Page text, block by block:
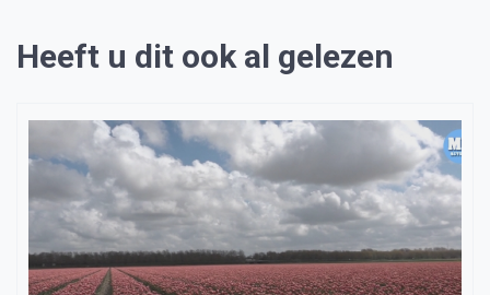
Heeft u dit ook al gelezen